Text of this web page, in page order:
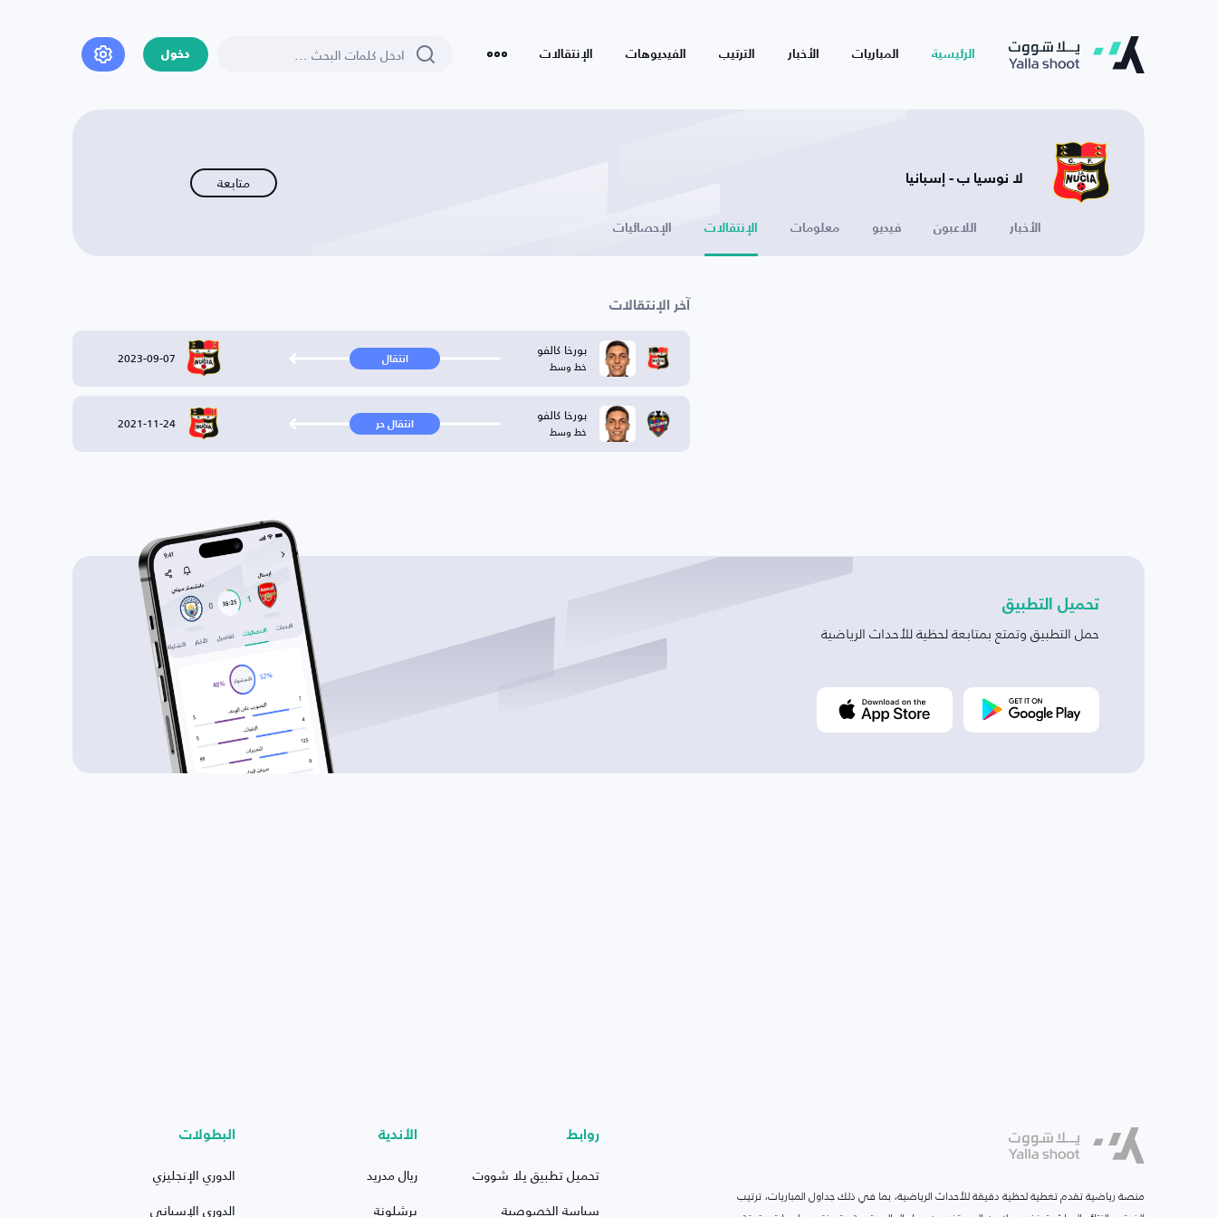
الرئيسية المباريات الأخبار الترتيب الفيديوهات الإنتقالات دخول
لا نوسيا ب - إسبانيا متابعة
الأخبار اللاعبون فيديو معلومات الإنتقالات الإحصائيات
آخر الإنتقالات
بورخا كالفو
خط وسط انتقال 2023-09-07
بورخا كالفو
خط وسط انتقال حر 2021-11-24
تحميل التطبيق
حمل التطبيق وتمتع بمتابعة لحظية للأحداث الرياضية
منصة رياضية تقدم تغطية لحظية دقيقة للأحداث الرياضية، بما في ذلك جداول المباريات، ترتيب
روابط
تحميل تطبيق يلا شووت
سياسة الخصوصية
الأندية
ريال مدريد
برشلونة
البطولات
الدوري الإنجليزي
الدوري الإسباني